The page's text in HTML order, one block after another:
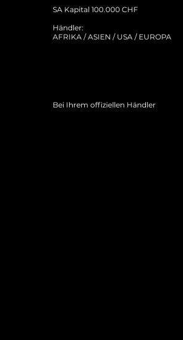
SA Kapital 100.000 CHF
Händler:
AFRIKA / ASIEN / USA / EUROPA
Bei Ihrem offiziellen Händler